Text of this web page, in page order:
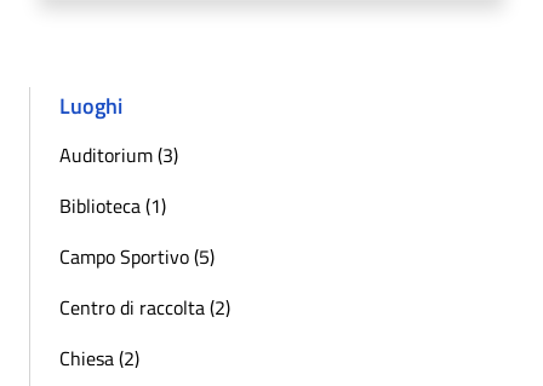
Luoghi
Auditorium (3)
Biblioteca (1)
Campo Sportivo (5)
Centro di raccolta (2)
Chiesa (2)